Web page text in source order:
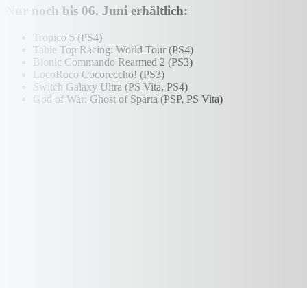
Nur noch bis 06. Juni erhältlich:
Tropico 5 (PS4)
Table Top Racing: World Tour (PS4)
Bionic Commando Rearmed 2 (PS3)
LocoRoco Cocoreccho! (PS3)
Switch Galaxy Ultra (PS Vita, PS4)
God of War: Ghost of Sparta (PSP, PS Vita)